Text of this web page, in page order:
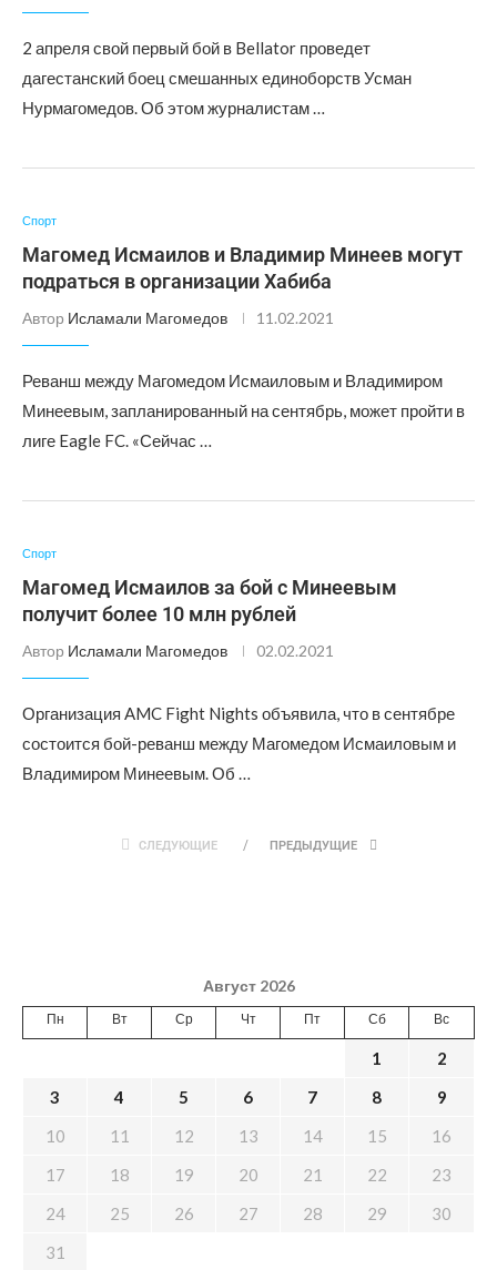
2 апреля свой первый бой в Bellator проведет
дагестанский боец смешанных единоборств Усман
Нурмагомедов. Об этом журналистам …
Спорт
Магомед Исмаилов и Владимир Минеев могут
подраться в организации Хабиба
Автор Исламали Магомедов 11.02.2021
Реванш между Магомедом Исмаиловым и Владимиром
Минеевым, запланированный на сентябрь, может пройти в
лиге Eagle FC. «Сейчас …
Спорт
Магомед Исмаилов за бой с Минеевым
получит более 10 млн рублей
Автор Исламали Магомедов 02.02.2021
Организация AMC Fight Nights объявила, что в сентябре
состоится бой-реванш между Магомедом Исмаиловым и
Владимиром Минеевым. Об …
СЛЕДУЮЩИЕ ПРЕДЫДУЩИЕ
Август 2026
Пн Вт Ср Чт Пт Сб Вс
1
2
3
4 5 6 7 8
9
10
11 12 13 14 15
16
17
18 19 20 21 22
23
24
25 26 27 28 29
30
31